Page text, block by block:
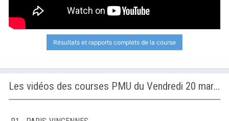
Résultats et rapports complets de la course
Les vidéos des courses PMU du Vendredi 20 mars 2026